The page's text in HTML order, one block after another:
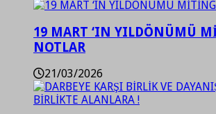
19 MART ‘IN YILDÖNÜMÜ
NOTLAR
21/03/2026